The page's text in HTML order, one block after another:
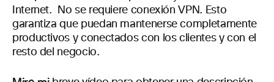
Internet. No se requiere conexión VPN. Esto
garantiza que puedan mantenerse completamente
productivos y conectados con los clientes y con el
resto del negocio.